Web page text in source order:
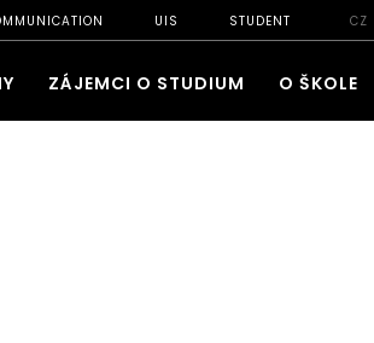
UIS STUDENT CZ
ZÁJEMCI O STUDIUM O ŠKOLE